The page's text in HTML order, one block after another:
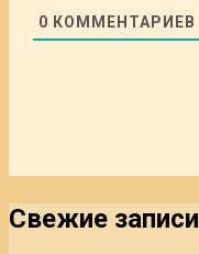
0 КОММЕНТАРИЕВ
Свежие записи